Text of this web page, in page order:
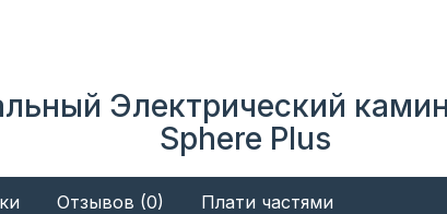
Электрический
Sphere Plus
Отзывов (0) Плати частями